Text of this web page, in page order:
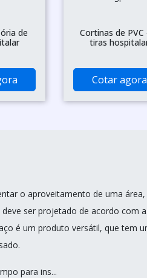
de
Cortinas de PVC
tiras
Cotar agora
o aproveitamento de uma área,
ser projetado de acordo com
é um produto versátil, que tem
para ins...